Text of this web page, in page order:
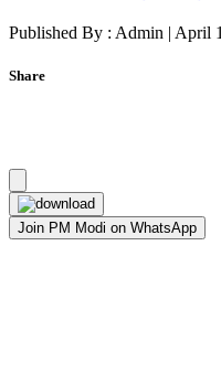
Published By : Admin | April
Share
Join PM Modi on WhatsApp